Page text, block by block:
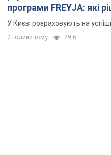
програми FREYJA: які
У Києві розраховують на
2 години тому 29,6 т.